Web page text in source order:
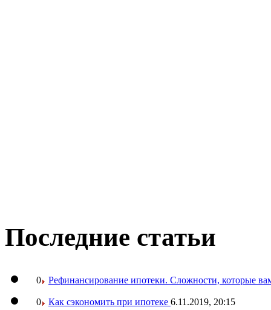
Последние статьи
0 Рефинансирование ипотеки. Сложности, которые
0 Как сэкономить при ипотеке 6.11.2019, 20:15